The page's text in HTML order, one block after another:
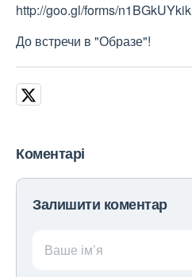
http://goo.gl/forms/n1BGkUYkik
До встречи в "Образе"!
Коментарі
Залишити коментар
Ваше ім’я